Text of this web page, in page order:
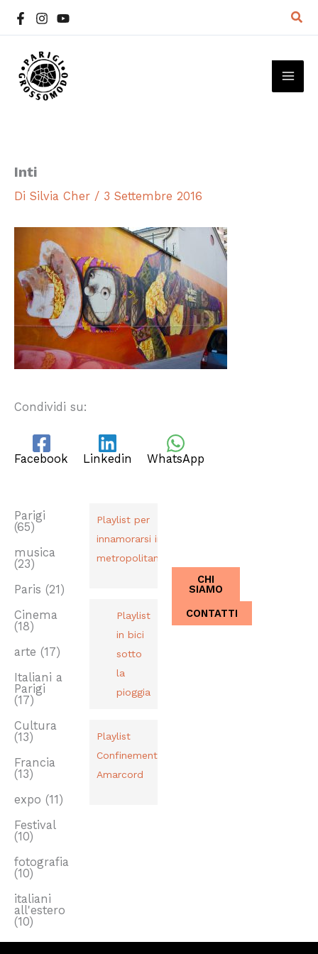
Inti
Di Silvia Cher / 3 Settembre 2016
Condividi su:
Facebook Linkedin WhatsApp
CHI
SIAMO
CONTATTI
Playlist per
innamorarsi in
metropolitana
Playlist
in bici
sotto
la
pioggia
Playlist
Confinement
Amarcord
Parigi
(65)
musica
(23)
Paris(21)
Cinema
(18)
arte(17)
Italiani a
Parigi
(17)
Cultura
(13)
Francia
(13)
expo(11)
Festival
(10)
fotografia
(10)
italiani
all'estero
(10)